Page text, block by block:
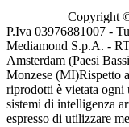
Copyright
P.Iva 03976881007 -
Mediamond S.p.A. -
Amsterdam (Paesi
Monzese (MI)Rispetto
riprodotti è vietata ogni
sistemi di intelligenza
espresso di utilizzare